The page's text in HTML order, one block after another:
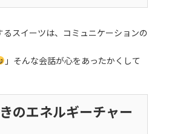
るスイーツは、コミュニケーションの
」そんな会話が心をあったかくして
のエネルギーチャー